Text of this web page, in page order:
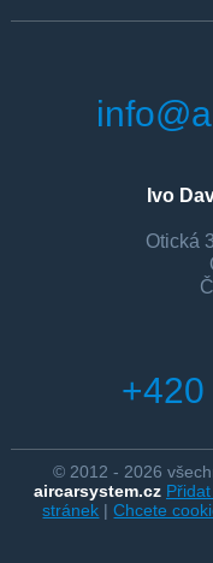
Ivo
Otická
© 2012 - 2026
aircarsystem.cz
stránek |Chcete